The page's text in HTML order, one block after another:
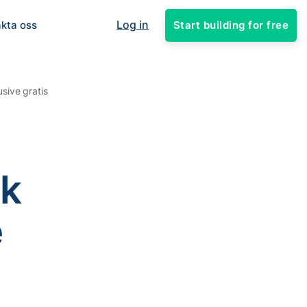
oss Log in Start building for free
gratis